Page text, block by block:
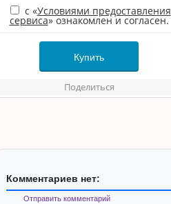
с «Условиями предоставления
сервиса» ознакомлен и согласен.
Купить
Поделиться
Комментариев нет:
Отправить комментарий